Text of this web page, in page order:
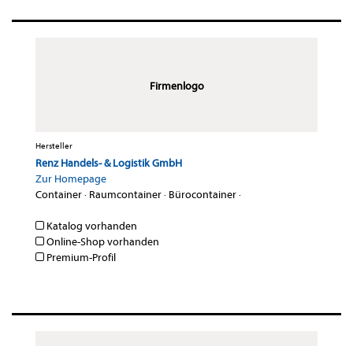
Firmenlogo
Hersteller
Renz Handels- & Logistik GmbH
Zur Homepage
Container· Raumcontainer· Bürocontainer·
Katalog vorhanden
Online-Shop vorhanden
Premium-Profil